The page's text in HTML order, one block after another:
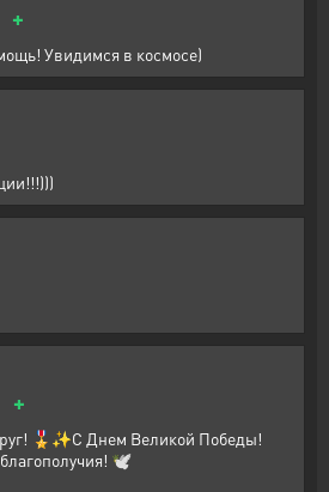
+
Увидимся в космосе)
+
🎖️✨С Днем Великой Победы!
🕊️